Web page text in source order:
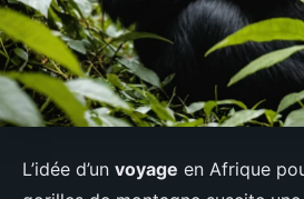
L’idée d’un voyage en Afrique